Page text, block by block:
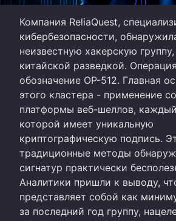
Компания ReliaQuest,
кибербезопасности,
неизвестную хакерскую
китайской разведкой.
обозначение OP-512. Главная
этого кластера - применение
платформы веб-шеллов,
которой имеет уникальную
криптографическую подпись.
традиционные методы
сигнатур практически
Аналитики пришли к выводу,
представляет собой как
за последний год группу,